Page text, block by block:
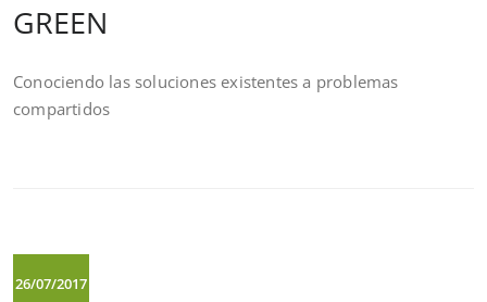
GREEN
Conociendo las soluciones existentes a problemas
compartidos
26/07/2017